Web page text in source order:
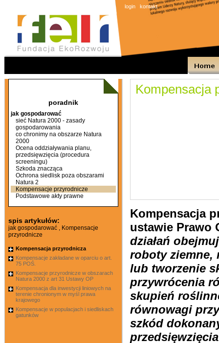
login kontakt
poradnik
jak gospodarować
sieć Natura 2000 - zasady
gospodarowania
co chronimy na obszarze Natura
2000
Ocena oddziaływania planu,
przedsięwzięcia (procedura
screeningu)
Szkoda znacząca
Ochrona siedlisk poza obszarami
Natura 2
Kompensacje przyrodnicze
Podstawowe akty prawne
spis artykułów:
jak gospodarować , Kompensacje
przyrodnicze
Kompensacja przyrodnicza
Kompensacje zakładane w oparciu o art.
75 POŚ.
Kompensacje przyrodnicze w obszarach
Natura 2000 z art 31 Ustawy OP
Kompensacja dla inwestycji liniowych na
terenie chronionym w myśl prawa
krajowego
Kompensacje w populacjach i siedliskach
gatunków
Kompensacja
Kompensacja
ustawie Prawo
działań
roboty ziemne,
lub tworzenie
przywrócenia
skupień
równowagi
szkód